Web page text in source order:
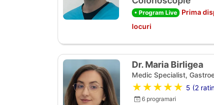
• Program Live Prima
locuri
Dr. Maria Birligea
Medic Specialist,
★★★★★ 5 (2
6 programari